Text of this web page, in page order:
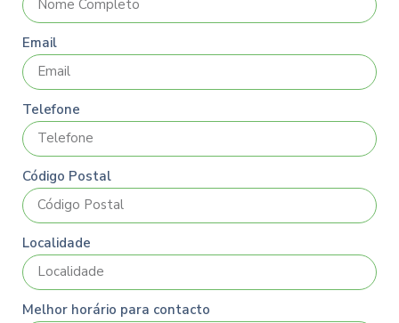
Email
Telefone
Código Postal
Localidade
Melhor horário para contacto